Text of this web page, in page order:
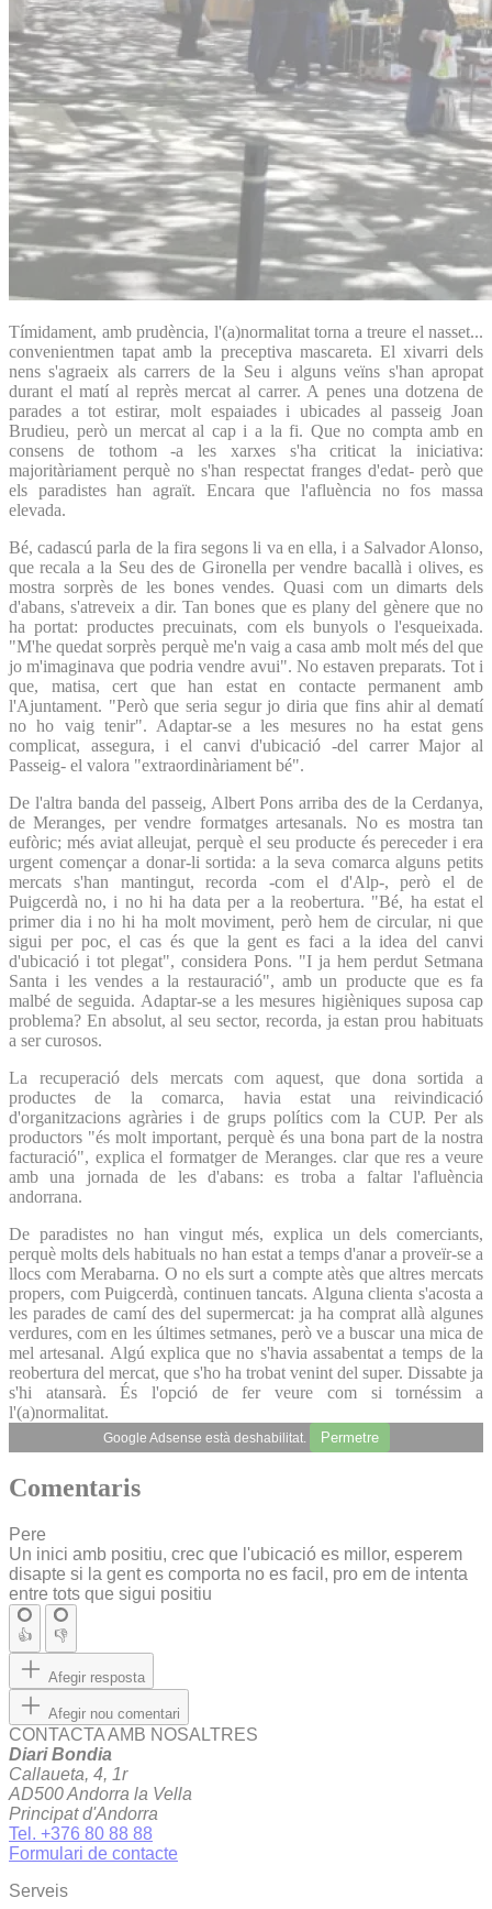
Tímidament, amb prudència, l'(a)normalitat torna a treure el nasset...
convenientmen tapat amb la preceptiva mascareta. El xivarri dels
nens s'agraeix als carrers de la Seu i alguns veïns s'han apropat
durant el matí al reprès mercat al carrer. A penes una dotzena de
parades a tot estirar, molt espaiades i ubicades al passeig Joan
Brudieu, però un mercat al cap i a la fi. Que no compta amb en
consens de tothom -a les xarxes s'ha criticat la iniciativa:
majoritàriament perquè no s'han respectat franges d'edat- però que
els paradistes han agraït. Encara que l'afluència no fos massa
elevada.
Bé, cadascú parla de la fira segons li va en ella, i a Salvador Alonso,
que recala a la Seu des de Gironella per vendre bacallà i olives, es
mostra sorprès de les bones vendes. Quasi com un dimarts dels
d'abans, s'atreveix a dir. Tan bones que es plany del gènere que no
ha portat: productes precuinats, com els bunyols o l'esqueixada.
"M'he quedat sorprès perquè me'n vaig a casa amb molt més del que
jo m'imaginava que podria vendre avui". No estaven preparats. Tot i
que, matisa, cert que han estat en contacte permanent amb
l'Ajuntament. "Però que seria segur jo diria que fins ahir al dematí
no ho vaig tenir". Adaptar-se a les mesures no ha estat gens
complicat, assegura, i el canvi d'ubicació -del carrer Major al
Passeig- el valora "extraordinàriament bé".
De l'altra banda del passeig, Albert Pons arriba des de la Cerdanya,
de Meranges, per vendre formatges artesanals. No es mostra tan
eufòric; més aviat alleujat, perquè el seu producte és pereceder i era
urgent començar a donar-li sortida: a la seva comarca alguns petits
mercats s'han mantingut, recorda -com el d'Alp-, però el de
Puigcerdà no, i no hi ha data per a la reobertura. "Bé, ha estat el
primer dia i no hi ha molt moviment, però hem de circular, ni que
sigui per poc, el cas és que la gent es faci a la idea del canvi
d'ubicació i tot plegat", considera Pons. "I ja hem perdut Setmana
Santa i les vendes a la restauració", amb un producte que es fa
malbé de seguida. Adaptar-se a les mesures higièniques suposa cap
problema? En absolut, al seu sector, recorda, ja estan prou habituats
a ser curosos.
La recuperació dels mercats com aquest, que dona sortida a
productes de la comarca, havia estat una reivindicació
d'organitzacions agràries i de grups polítics com la CUP. Per als
productors "és molt important, perquè és una bona part de la nostra
facturació", explica el formatger de Meranges. clar que res a veure
amb una jornada de les d'abans: es troba a faltar l'afluència
andorrana.
De paradistes no han vingut més, explica un dels comerciants,
perquè molts dels habituals no han estat a temps d'anar a proveïr-se a
llocs com Merabarna. O no els surt a compte atès que altres mercats
propers, com Puigcerdà, continuen tancats. Alguna clienta s'acosta a
les parades de camí des del supermercat: ja ha comprat allà algunes
verdures, com en les últimes setmanes, però ve a buscar una mica de
mel artesanal. Algú explica que no s'havia assabentat a temps de la
reobertura del mercat, que s'ho ha trobat venint del super. Dissabte ja
s'hi atansarà. És l'opció de fer veure com si tornéssim a
l'(a)normalitat.
Google Adsense està deshabilitat. Permetre
Comentaris
Pere
Un inici amb positiu, crec que l'ubicació es millor, esperem
disapte si la gent es comporta no es facil, pro em de intenta
entre tots que sigui positiu
👍 👎
Afegir resposta
Afegir nou comentari
CONTACTA AMB NOSALTRES
Diari Bondia
Callaueta, 4, 1r
AD500 Andorra la Vella
Principat d'Andorra
Tel. +376 80 88 88
Formulari de contacte
Serveis